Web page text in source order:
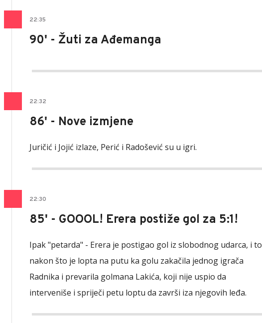
22:35
90' - Žuti za Ađemanga
22:32
86' - Nove izmjene
Juričić i Jojić izlaze, Perić i Radošević su u igri.
22:30
85' - GOOOL! Erera postiže gol za 5:1!
Ipak "petarda" - Erera je postigao gol iz slobodnog udarca, i to
nakon što je lopta na putu ka golu zakačila jednog igrača
Radnika i prevarila golmana Lakića, koji nije uspio da
interveniše i spriječi petu loptu da završi iza njegovih leđa.